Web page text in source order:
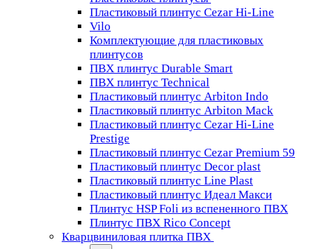
Пластиковый плинтус Cezar Hi-Line
Vilo
Комплектующие для пластиковых
плинтусов
ПВХ плинтус Durable Smart
ПВХ плинтус Technical
Пластиковый плинтус Arbiton Indo
Пластиковый плинтус Arbiton Mack
Пластиковый плинтус Cezar Hi-Line
Prestige
Пластиковый плинтус Cezar Premium 59
Пластиковый плинтус Decor plast
Пластиковый плинтус Line Plast
Пластиковый плинтус Идеал Макси
Плинтус HSP Foli из вспененного ПВХ
Плинтус ПВХ Rico Concept
Кварцвиниловая плитка ПВХ